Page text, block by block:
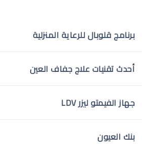
برنامج قلوبال للرعاية المنزلية
أحدث تقنيات علاج جفاف العين
جهاز الفيمتو ليزر LDV
بنك العيون